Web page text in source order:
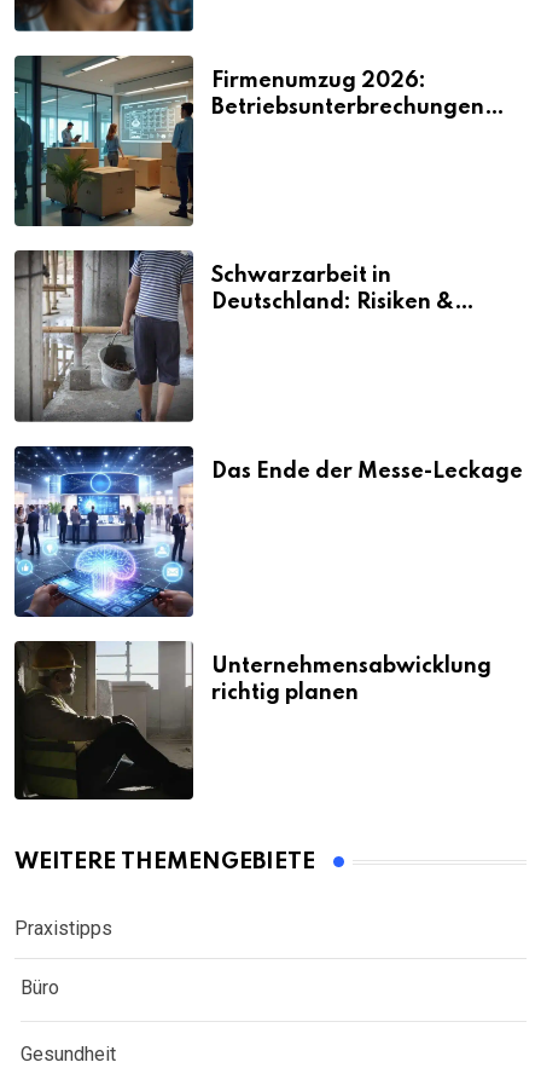
Firmenumzug 2026:
Betriebsunterbrechungen
Schwarzarbeit in
Deutschland: Risiken &
Das Ende der Messe-Leckage
Unternehmensabwicklung
richtig planen
WEITERE THEMENGEBIETE
Praxistipps
Büro
Gesundheit